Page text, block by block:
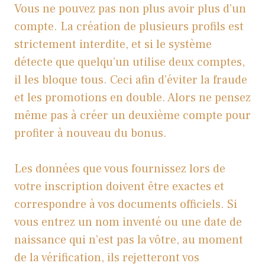
Vous ne pouvez pas non plus avoir plus d’un
compte. La création de plusieurs profils est
strictement interdite, et si le système
détecte que quelqu’un utilise deux comptes,
il les bloque tous. Ceci afin d’éviter la fraude
et les promotions en double. Alors ne pensez
même pas à créer un deuxième compte pour
profiter à nouveau du bonus.
Les données que vous fournissez lors de
votre inscription doivent être exactes et
correspondre à vos documents officiels. Si
vous entrez un nom inventé ou une date de
naissance qui n’est pas la vôtre, au moment
de la vérification, ils rejetteront vos